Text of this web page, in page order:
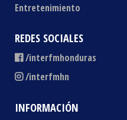
Entretenimiento
REDES SOCIALES
/interfmhonduras
/interfmhn
INFORMACIÓN